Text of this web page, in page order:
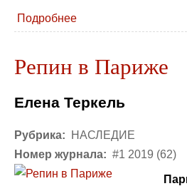
Подробнее
Репин в Париже
Елена Теркель
Рубрика:
НАСЛЕДИЕ
Номер журнала: #1 2019 (62)